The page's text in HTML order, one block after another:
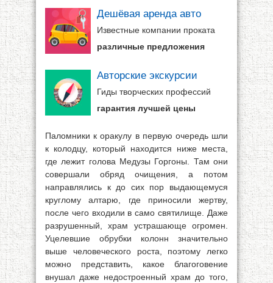
Дешёвая аренда авто
Известные компании проката
различные предложения
Авторские экскурсии
Гиды творческих профессий
гарантия лучшей цены
Паломники к оракулу в первую очередь шли
к колодцу, который находится ниже места,
где лежит голова Медузы Горгоны. Там они
совершали обряд очищения, а потом
направлялись к до сих пор выдающемуся
круглому алтарю, где приносили жертву,
после чего входили в само святилище. Даже
разрушенный, храм устрашающе огромен.
Уцелевшие обрубки колонн значительно
выше человеческого роста, поэтому легко
можно представить, какое благоговение
внушал даже недостроенный храм до того,